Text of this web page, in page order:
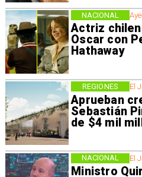
Actriz
Oscar con
Hathaway
NACIONAL
El
Aprueban
Sebastián
de $4 mil
REGIONES
El
Ministro
NACIONAL